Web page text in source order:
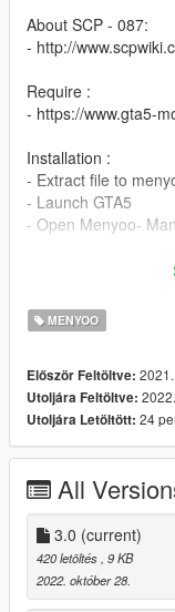
About SCP - 087:
- http://
Require :
- https://www.gta5-
Installation :
- Extract file to
- Launch GTA5
- Open Menyoo-
- additional features
- More deeper stairs
1.0
- Initial Released
MENYOO
Először Feltöltve:
Utoljára Feltöltve:
Utoljára Letöltött: 24
All
3.0 (current)
420 letöltés , 9 KB
2022. október 28.